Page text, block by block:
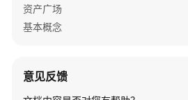
档
下
通
资产广场
基本概念
意见反馈